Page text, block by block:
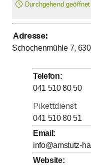
Durchgehend geöffnet
Montag
Dienstag
Mittwoch
Donnerstag
Freitag
Samstag
Sonntag
Unser Showroom
Adresse:
Schochenmühle 7,
Telefon:
041 510 80 50
Pikettdienst
041 510 80 51
Email :
info@amstutz-
Website: